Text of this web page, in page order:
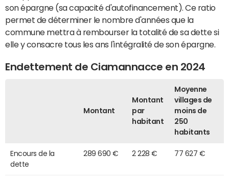
son épargne (sa capacité d'autofinancement). Ce ratio
permet de déterminer le nombre d'années que la
commune mettra à rembourser la totalité de sa dette si
elle y consacre tous les ans l'intégralité de son épargne.
Endettement de Ciamannacce en 2024
Montant
Montant
par
habitant
Moyenne
villages de
moins de
250
habitants
Encours de la
dette
289 690 € 2 228 € 77 627 €